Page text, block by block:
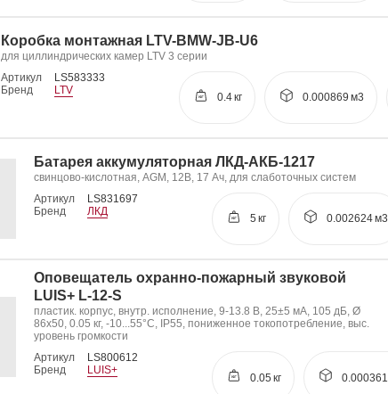
Коробка монтажная LTV-BMW-JB-U6
для циллиндрических камер LTV 3 серии
Артикул
LS583333
Бренд
LTV
0.4кг 0.000869 м3
Батарея аккумуляторная ЛКД-АКБ-1217
свинцово-кислотная, AGM, 12В, 17 Ач, для слаботочных систем
Артикул
LS831697
Бренд
ЛКД
5 кг 0.002624м3
Оповещатель охранно-пожарный звуковой
LUIS+ L-12-S
пластик. корпус, внутр. исполнение, 9-13.8 В, 25±5 мА, 105 дБ, Ø
86х50, 0.05 кг, -10...55°C, IP55, пониженное токопотребление, выс.
уровень громкости
Артикул
LS800612
Бренд
LUIS+
0.05 кг 0.000361